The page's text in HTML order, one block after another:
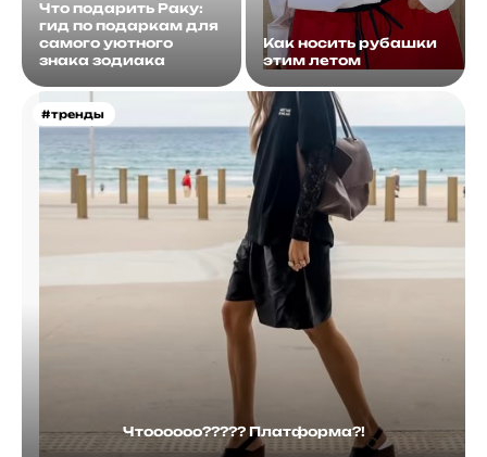
Что подарить Раку:
гид по подаркам для
самого уютного
знака зодиака
Как носить рубашки
этим летом
#тренды
Чтоооооо????? Платформа?!